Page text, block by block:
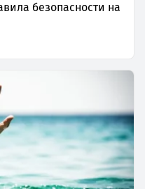
безопасности на